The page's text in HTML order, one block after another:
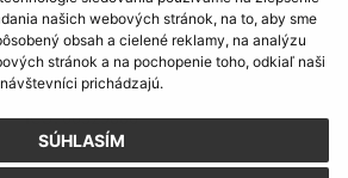
našich webových stránok, na to, aby sme
obsah a cielené reklamy, na analýzu
stránok a na pochopenie toho, odkiaľ naši
návštevníci prichádzajú.
SÚHLASÍM
info@hniezdne.sk
+421 52 432 30 36
IČO: 00329886